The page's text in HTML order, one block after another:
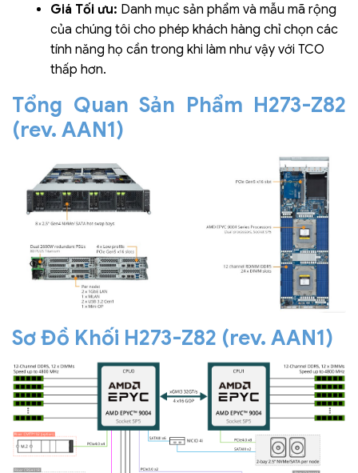
Giá Tối ưu: Danh mục sản phẩm và mẫu mã rộng
của chúng tôi cho phép khách hàng chỉ chọn các
tính năng họ cần trong khi làm như vậy với TCO
thấp hơn.
Tổng Quan Sản Phẩm H273-Z82
(rev. AAN1)
Sơ Đồ Khối H273-Z82 (rev. AAN1)